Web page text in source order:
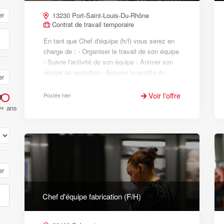
ans
13230 Port-Saint-Louis-Du-Rhône
Contrat de travail temporaire
En tant que Chef d'équipe (h/f) vous serez en
charge de : - Organiser le travail de son équipe
- Suivre l'activité de son équipe - Animer son
équipe au quotidien - Assurer la qualité du
Postée hier Voir l'offre
Chef d'équipe fabrication (F/H)